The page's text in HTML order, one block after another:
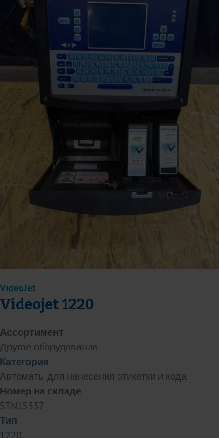
VideoJet
Videojet 1220
Ассортимент
Другое оборудование
Категория
Автоматы для нанесения этикетки и кода
Номер на складе
STN15337
Тип
1220